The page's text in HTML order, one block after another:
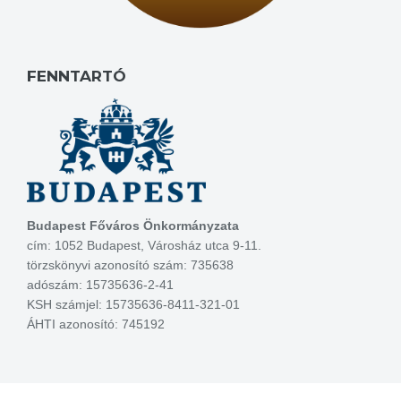
FENNTARTÓ
Budapest Főváros Önkormányzata
cím: 1052 Budapest, Városház utca 9-11.
törzskönyvi azonosító szám: 735638
adószám: 15735636-2-41
KSH számjel: 15735636-8411-321-01
ÁHTI azonosító: 745192